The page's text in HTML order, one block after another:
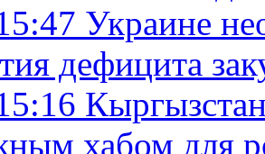
Украине
дефицита
хабом для